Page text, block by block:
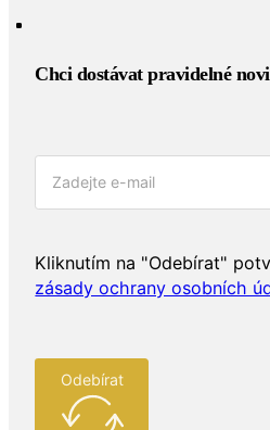
Chci dostávat pravidelné
Kliknutím na "Odebírat"
zásady ochrany osobních
Odebírat